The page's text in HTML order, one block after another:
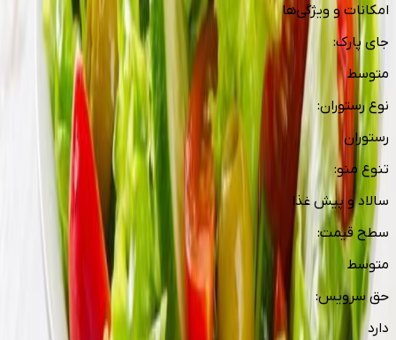
امکانات و ویژگی‌ها
جای پارک:
متوسط
نوع رستوران:
رستوران
تنوع منو:
سالاد و پیش غذا
سطح قیمت:
متوسط
حق سرویس:
دارد